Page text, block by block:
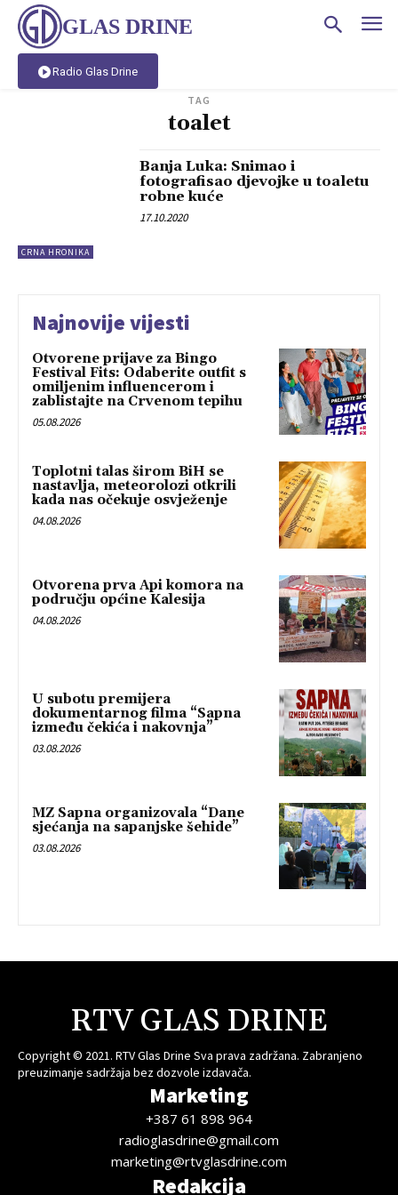
GLAS DRINE
Radio Glas Drine
TAG
toalet
CRNA HRONIKA
Banja Luka: Snimao i
fotografisao djevojke u toaletu
robne kuće
17.10.2020
Najnovije vijesti
Otvorene prijave za Bingo
Festival Fits: Odaberite outfit s
omiljenim influencerom i
zablistajte na Crvenom tepihu
05.08.2026
Toplotni talas širom BiH se
nastavlja, meteorolozi otkrili
kada nas očekuje osvježenje
04.08.2026
Otvorena prva Api komora na
području općine Kalesija
04.08.2026
U subotu premijera
dokumentarnog filma “Sapna
između čekića i nakovnja”
03.08.2026
MZ Sapna organizovala “Dane
sjećanja na sapanjske šehide”
03.08.2026
RTV GLAS DRINE
Copyright © 2021. RTV Glas Drine Sva prava zadržana. Zabranjeno
preuzimanje sadržaja bez dozvole izdavača.
Marketing
+387 61 898 964
radioglasdrine@gmail.com
marketing@rtvglasdrine.com
Redakcija